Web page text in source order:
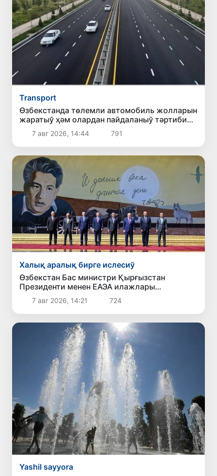
Transport
Өзбекстанда төлемли автомобиль жолларын
жаратыў ҳәм олардан пайдаланыў тәртиби
белгиленди
7 авг 2026, 14:44 791
Халық аралық бирге ислесиў
Өзбекстан Бас министри Қырғызстан
Президенти менен ЕАЭА илажлары
шеңбериндеги ушырасыўда қатнасты
7 авг 2026, 14:21 724
Yashil sayyora